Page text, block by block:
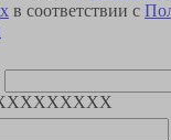
в соответствии с